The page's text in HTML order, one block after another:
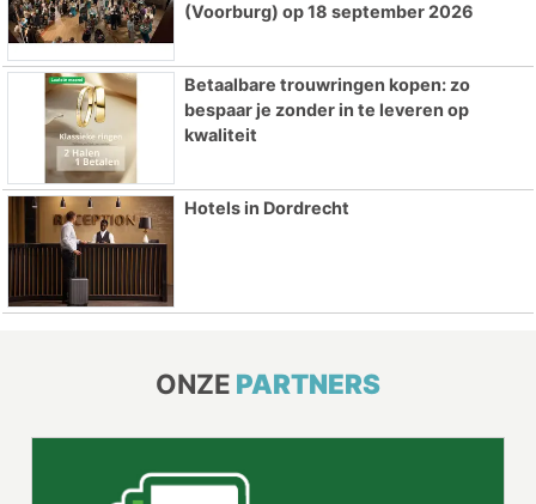
(Voorburg) op 18 september 2026
Betaalbare trouwringen kopen: zo
bespaar je zonder in te leveren op
kwaliteit
Hotels in Dordrecht
ONZE PARTNERS